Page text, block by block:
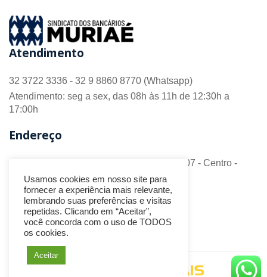
Atendimento
32 3722 3336 - 32 9 8860 8770 (Whatsapp)
Atendimento: seg a sex, das 08h às 11h de 12:30h a
17:00h
Endereço
R. Barão do Monte Alto nº 70 - Sala 306/307 - Centro -
CEP 36.880-018 - Muriaé/MG
Redes Sociais
Usamos cookies em nosso site para
fornecer a experiência mais relevante,
lembrando suas preferências e visitas
repetidas. Clicando em “Aceitar”,
você concorda com o uso de TODOS
os cookies.
Aceitar